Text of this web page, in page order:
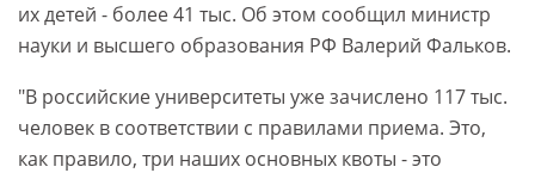
их детей - более 41 тыс. Об этом сообщил министр
науки и высшего образования РФ Валерий Фальков.
"В российские университеты уже зачислено 117 тыс.
человек в соответствии с правилами приема. Это,
как правило, три наших основных квоты - это